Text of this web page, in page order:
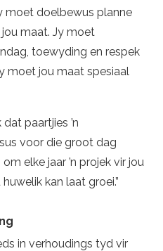
moet doelbewus planne
maat. Jy moet
toewyding en respek
moet jou maat spesiaal
paartjies ’n
voor die groot dag
elke jaar ’n projek vir jou
kan laat groei.”
in verhoudings tyd vir